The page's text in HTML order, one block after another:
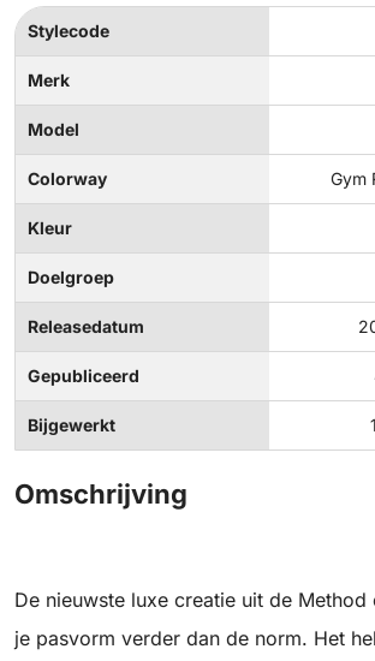
Stylecode
Merk
Model
Colorway Gym
Kleur
Doelgroep
Releasedatum
Gepubliceerd
Bijgewerkt
Omschrijving
De nieuwste luxe creatie uit de
je pasvorm verder dan de norm. Het